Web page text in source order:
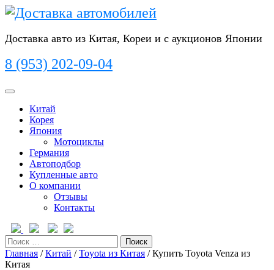
Перейти
Доставка авто из Китая, Кореи и с аукционов Японии
8 (953) 202-09-04
Кнопка
ОткрытьКитай
Корея
Япония
Мотоциклы
Германия
Автоподбор
Купленные авто
О компании
Отзывы
Контакты
Кнопка
Закрыть
Поиск
Главная /Китай /Toyota из Китая / Купить Toyota Venza из
Китая